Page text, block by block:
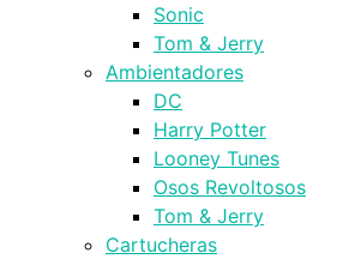
Sonic
Tom & Jerry
Ambientadores
DC
Harry Potter
Looney Tunes
Osos Revoltosos
Tom & Jerry
Cartucheras